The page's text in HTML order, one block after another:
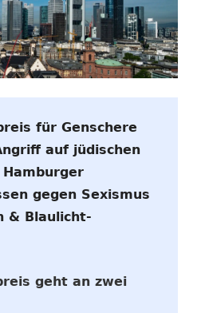
für Genschere
auf jüdischen
gegen Sexismus
& Blaulicht-
geht an zwei